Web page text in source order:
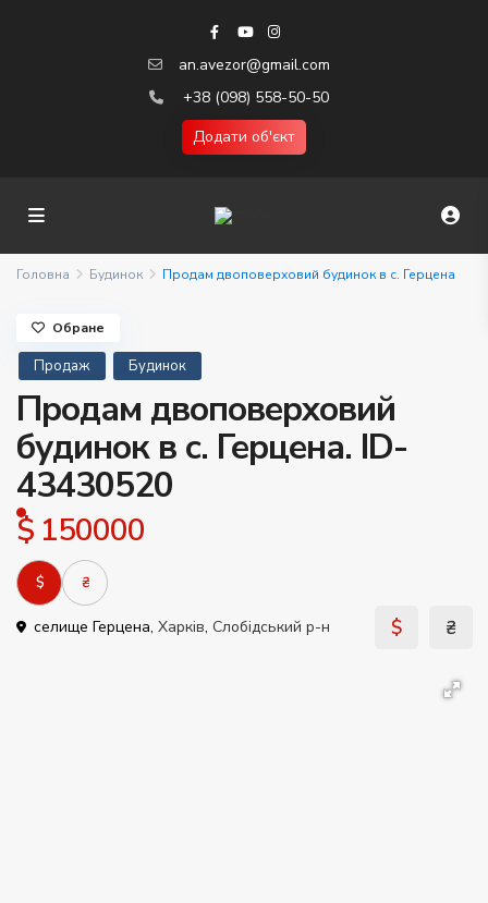
an.avezor@gmail.com
+38 (098) 558-50-50
Додати об'єкт
Головна Будинок Продам двоповерховий будинок в с. Герцена
Продаж Будинок
Продам двоповерховий
будинок в с. Герцена. ID-
43430520
$ 150000
$ ₴
селище Герцена, Харків, Слобідський р-н
Обране
$ ₴